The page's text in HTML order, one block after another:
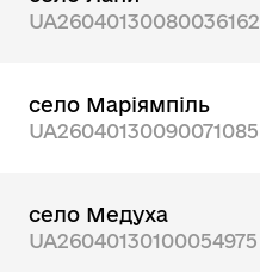
UA26040130080036162
село Маріямпіль
UA26040130090071085
село Медуха
UA26040130100054975